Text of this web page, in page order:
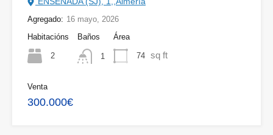
Agregado: 16 mayo, 2026
Habitacións
2
Baños
1
Área
74 sq ft
Venta
300.000€